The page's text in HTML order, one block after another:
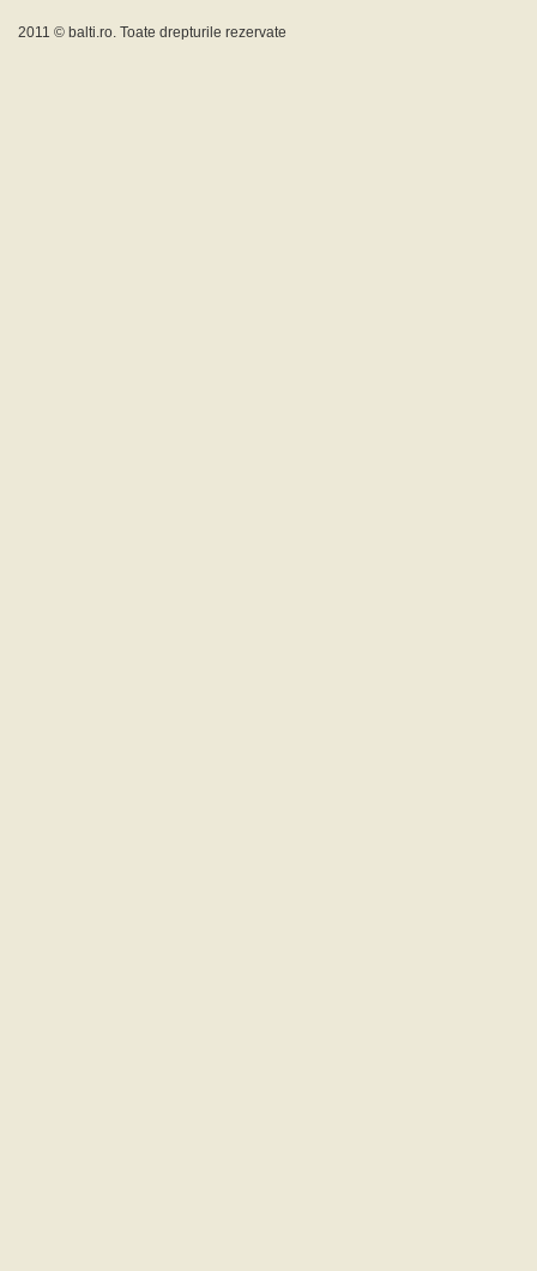
2011 © balti.ro. Toate drepturile rezervate